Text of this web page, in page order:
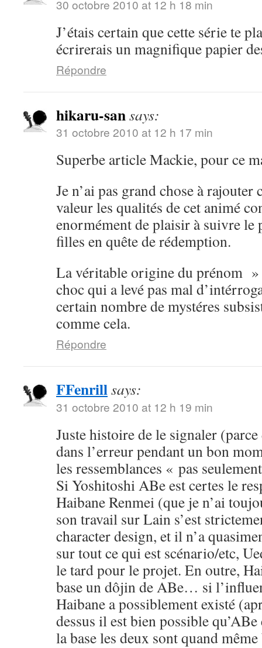
30 octobre 2010 at 12 h 18 min
J’étais certain que cette série te
écrirerais un magnifique papier
Répondre
hikaru-sansays:
31 octobre 2010 at 12 h 17 min
Superbe article Mackie, pour ce
Je n’ai pas grand chose à rajouter
valeur les qualités de cet animé
enormément de plaisir à suivre le
filles en quête de rédemption.
La véritable origine du prénom
choc qui a levé pas mal
certain nombre de mystéres
comme cela.
Répondre
FFenrillsays:
31 octobre 2010 at 12 h 19 min
Juste histoire de le signaler
dans l’erreur pendant un bon
les ressemblances « pas
Si Yoshitoshi ABe est certes le
Haibane Renmei (que je n’ai
son travail sur Lain s’est
character design, et il n’a
sur tout ce qui est scénario/etc,
le tard pour le projet. En outre,
base un dôjin de ABe… si
Haibane a possiblement existé
dessus il est bien possible
la base les deux sont quand